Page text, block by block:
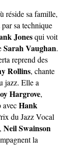
réside sa famille,
sa technique
Jonesqui voit
Sarah Vaughan.
reprend des
Rollins, chante
jazz. Elle a
Hargrove,
avecHank
du Jazz Vocal
Neil Swainson
la